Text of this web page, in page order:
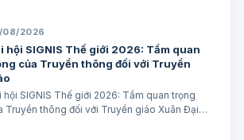
08/2026
hội SIGNIS Thế giới 2026: Tầm quan
của Truyền thông đối với Truyền
hội SIGNIS Thế giới 2026: Tầm quan trọng
Truyền thông đối với Truyền giáo Xuân Đại